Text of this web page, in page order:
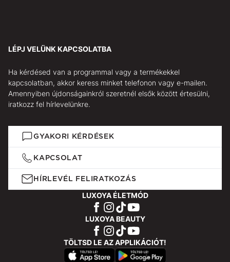
LÉPJ VELÜNK KAPCSOLATBA
Ha kérdésed van a programmal vagy a termékekkel
kapcsolatban, akkor keress minket telefonon vagy e-mailen.
Amennyiben újdonságainkról szeretnél elsők között értesülni,
iratkozz fel hírlevelünkre.
GYAKORI KÉRDÉSEK
KAPCSOLAT
HÍRLEVÉL FELIRATKOZÁS
LUXOYA ÉLETMÓD
LUXOYA BEAUTY
TÖLTSD LE AZ APPLIKÁCIÓT!